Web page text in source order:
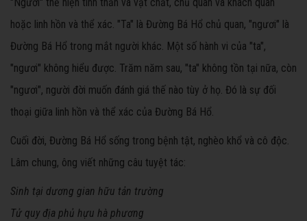
hoặc linh hồn và thể xác. "Ta" là Đường Bá Hổ chủ quan, "ngươi" là
Đường Bá Hổ trong mắt người khác. Một số hành vi của "ta",
"ngươi" không hiểu được. Trăm năm sau, "ta" không tồn tại nữa, còn
"ngươi", người đời muốn đánh giá thế nào tùy ở họ. Đó là sự đối
thoại giữa linh hồn và thể xác của Đường Bá Hổ.
Cuối đời, Đường Bá Hổ sống trong bệnh tật, nghèo khổ và cô độc.
Lâm chung, ông viết những câu tuyệt tác:
Sinh tại dương gian hữu tản trường
Tử quy địa phủ hựu hà phương